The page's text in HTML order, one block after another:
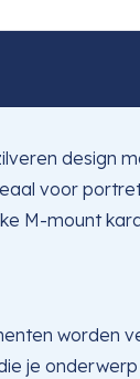
design
voor
M-mount
worden
je